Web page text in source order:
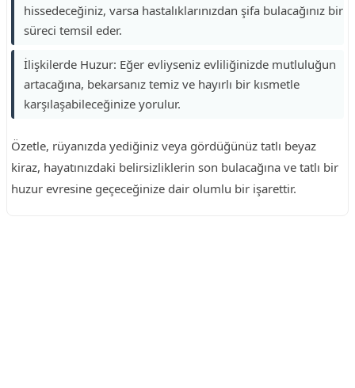
hissedeceğiniz, varsa hastalıklarınızdan şifa bulacağınız bir
süreci temsil eder.
İlişkilerde Huzur: Eğer evliyseniz evliliğinizde mutluluğun
artacağına, bekarsanız temiz ve hayırlı bir kısmetle
karşılaşabileceğinize yorulur.
Özetle, rüyanızda yediğiniz veya gördüğünüz tatlı beyaz
kiraz, hayatınızdaki belirsizliklerin son bulacağına ve tatlı bir
huzur evresine geçeceğinize dair olumlu bir işarettir.